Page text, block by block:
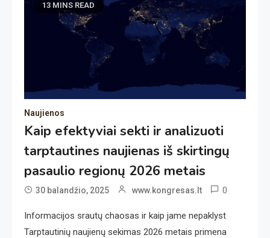
13 MINS READ
Naujienos
Kaip efektyviai sekti ir analizuoti
tarptautines naujienas iš skirtingų
pasaulio regionų 2026 metais
30 balandžio, 2025 www.kongresas.lt 0
Informacijos srautų chaosas ir kaip jame nepaklyst
Tarptautinių naujienų sekimas 2026 metais primena